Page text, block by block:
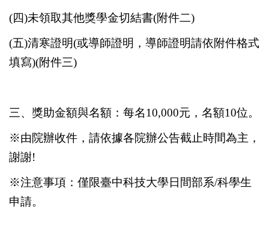
(四)未領取其他獎學金切結書(附件二)
(五)清寒證明(或導師證明，導師證明請依附件格式
填寫)(附件三)
三、獎助金額與名額：每名10,000元，名額10位。
※由院辦收件，請依據各院辦公告截止時間為主，
謝謝!
※注意事項：僅限臺中科技大學日間部系/科學生
申請。